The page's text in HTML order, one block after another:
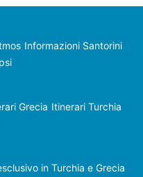
Informazioni Santorini
Grecia Itinerari Turchia
in Turchia e Grecia